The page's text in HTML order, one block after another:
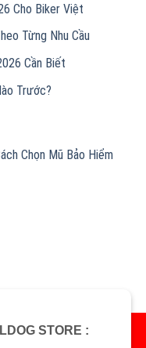
Cho Biker Việt
Từng Nhu Cầu
Cần Biết
Trước?
Chọn Mũ Bảo Hiểm
STORE :